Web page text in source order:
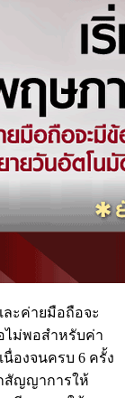
ละค่ายมือถือจะ
ไม่พอสำหรับค่า
องจนครบ 6 ครั้ง
สัญญาการให้